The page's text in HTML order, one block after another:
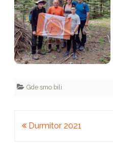
Gde smo bili
Kretanje
Durmitor 2021